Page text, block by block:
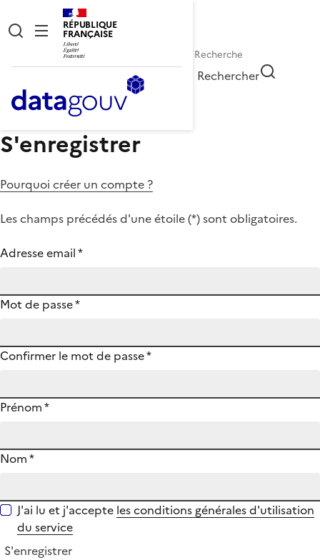
RÉPUBLIQUE
FRANÇAISE
Rechercher
S'enregistrer
Pourquoi créer un compte ?
Les champs précédés d'une étoile (*) sont obligatoires.
Adresse email*
Mot de passe*
Confirmer le mot de passe*
Prénom*
Nom*
J'ai lu et j'accepte les conditions générales d'utilisation
du service
S'enregistrer